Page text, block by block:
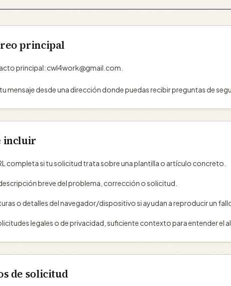
principal
principal: cwl4work@gmail.com.
mensaje desde una dirección donde puedas recibir preguntas de
incluir
completa si tu solicitud trata sobre una plantilla o artículo concreto.
breve del problema, corrección o solicitud.
o detalles del navegador/dispositivo si ayudan a reproducir un
legales o de privacidad, suficiente contexto para entender el
de solicitud